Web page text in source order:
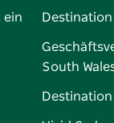
ein
South